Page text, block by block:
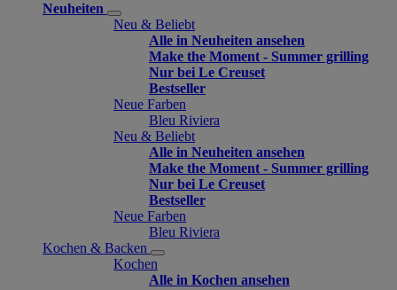
Neuheiten
Neu & Beliebt
Alle in Neuheiten ansehen
Make the Moment - Summer grilling
Nur bei Le Creuset
Bestseller
Neue Farben
Bleu Riviera
Neu & Beliebt
Alle in Neuheiten ansehen
Make the Moment - Summer grilling
Nur bei Le Creuset
Bestseller
Neue Farben
Bleu Riviera
Kochen & Backen
Kochen
Alle in Kochen ansehen